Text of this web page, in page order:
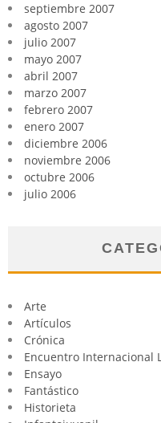
septiembre 2007
agosto 2007
julio 2007
mayo 2007
abril 2007
marzo 2007
febrero 2007
enero 2007
diciembre 2006
noviembre 2006
octubre 2006
julio 2006
Arte
Artículos
Crónica
Encuentro Internacional
Ensayo
Fantástico
Historieta